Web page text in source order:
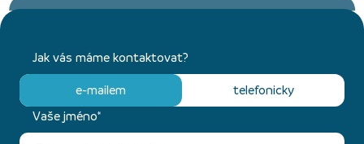
Jak vás máme kontaktovat?
e-mailem
telefonicky
Vaše jméno*